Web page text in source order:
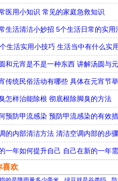
医用小知识 常见的家庭急救知识
生活清洁小妙招 5个生活日常的实用
生活实用小技巧 生活当中有什么实
和元宵是不是一种东西 讲解汤圆与
传统民俗活动有哪些 具体在元宵节
怎样治能除根 彻底根除脚臭的方法
预防甲流感染 预防甲流感染的有效
的内部清洁方法 清洁空调内部的步
一年如何提升自己 自己在新的一年
喜欢